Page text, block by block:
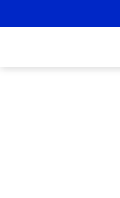
ke
Proposal ke